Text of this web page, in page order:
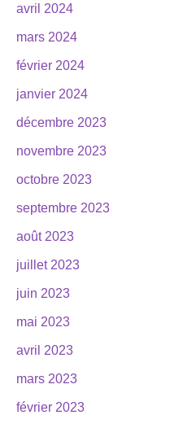
avril 2024
mars 2024
février 2024
janvier 2024
décembre 2023
novembre 2023
octobre 2023
septembre 2023
août 2023
juillet 2023
juin 2023
mai 2023
avril 2023
mars 2023
février 2023